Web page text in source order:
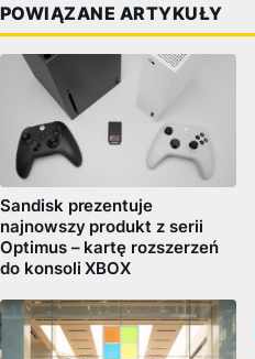
POWIĄZANE ARTYKUŁY
Sandisk prezentuje
najnowszy produkt z serii
Optimus – kartę rozszerzeń
do konsoli XBOX